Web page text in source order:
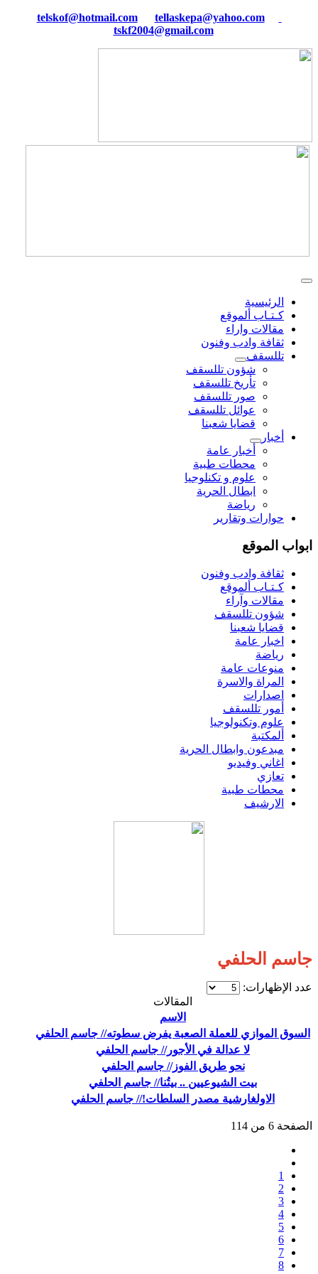
tellaskepa@yahoo.com
tskf2004@gmail.com
الرئيسية
كـتـاب ألموقع
مقالات واراء
ثقافة وادب وفنون
تللسقف
شؤون تللسقف
تأريخ تللسقف
صور تللسقف
عوائل تللسقف
قضايا شعبنا
أخبار
أخبار عامة
محطات طبية
علوم و تکنلوجیا
ابطال الحرية
رياضة
حوارات وتقارير
ابواب الموقع
ثقافة وادب وفنون
كـتـاب ألموقع
مقالات وآراء
شؤون تللسقف
قضايا شعبنا
اخبار عامة
رياضة
منوعات عامة
المراة والاسرة
اصدارات
أمور تللسقف
علوم وتكنولوجيا
ألمكتبة
مبدعون وابطال الحرية
اغاني وفيديو
تعازي
محطات طبية
الارشيف
جاسم الحلفي
عدد الإظهارات:
المقالات
الاسم
السوق الموازي للعملة الصعبة يفرض سطوته// جاسم الحلفي
لا عدالة في الأجور// جاسم الحلفي
نحو طريق الفوز// جاسم الحلفي
بيت الشيوعيين .. بيتُنا// جاسم الحلفي
الاولغارشية مصدر السلطات!// جاسم الحلفي
الصفحة 6 من 114
1
2
3
4
5
6
7
8